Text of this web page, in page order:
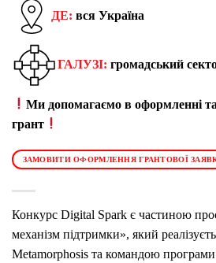
ДЕ: вся Україна
ГАЛУЗІ: громадський
Ми допомагаємо в оформленні
грант
ЗАМОВИТИ ОФОРМЛЕННЯ ГРАНТОВОЇ
Конкурс Digital Spark є частиною
механізм підтримки», який
Metamorphosis та командою